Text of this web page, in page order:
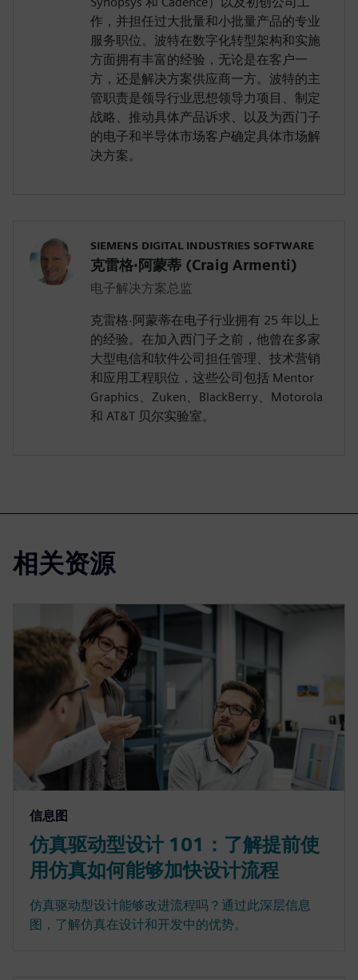
作，并担任过大批量和小批量产品的专业
服务职位。波特在数字化转型架构和实施
方面拥有丰富的经验，无论是在客户一
方，还是解决方案供应商一方。波特的主
管职责是领导行业思想领导力项目、制定
战略、推动具体产品诉求、以及为西门子
的电子和半导体市场客户确定具体市场解
决方案。
SIEMENS DIGITAL INDUSTRIES SOFTWARE
克雷格·阿蒙蒂 (Craig Armenti)
电子解决方案总监
克雷格·阿蒙蒂在电子行业拥有 25 年以上
的经验。在加入西门子之前，他曾在多家
大型电信和软件公司担任管理、技术营销
和应用工程职位，这些公司包括 Mentor
Graphics、Zuken、BlackBerry、Motorola
和 AT&T 贝尔实验室。
相关资源
信息图
仿真驱动型设计 101：了解提前使
用仿真如何能够加快设计流程
仿真驱动型设计能够改进流程吗？通过此深层信息
图，了解仿真在设计和开发中的优势。